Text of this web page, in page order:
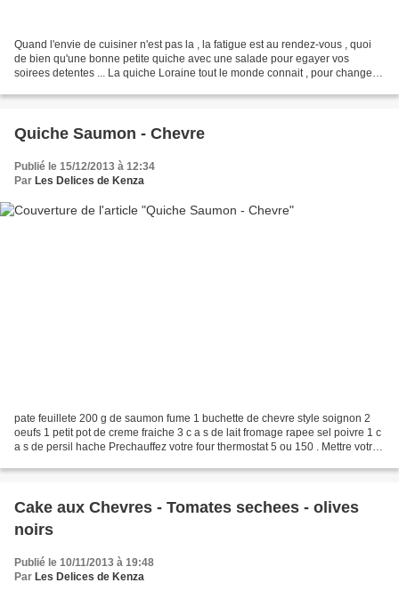
Quand l'envie de cuisiner n'est pas la , la fatigue est au rendez-vous , quoi
de bien qu'une bonne petite quiche avec une salade pour egayer vos
soirees detentes ... La quiche Loraine tout le monde connait , pour changer
Quiche Saumon - Chevre
Publié le 15/12/2013 à 12:34
Par Les Delices de Kenza
pate feuillete 200 g de saumon fume 1 buchette de chevre style soignon 2
oeufs 1 petit pot de creme fraiche 3 c a s de lait fromage rapee sel poivre 1 c
a s de persil hache Prechauffez votre four thermostat 5 ou 150 . Mettre votre
Cake aux Chevres - Tomates sechees - olives
noirs
Publié le 10/11/2013 à 19:48
Par Les Delices de Kenza